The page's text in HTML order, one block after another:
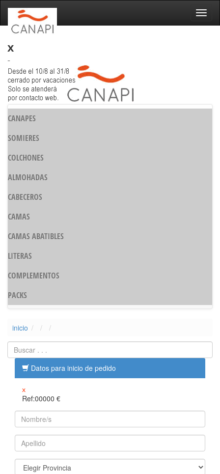
x
-
CANAPES
SOMIERES
COLCHONES
ALMOHADAS
CABECEROS
CAMAS
CAMAS ABATIBLES
LITERAS
COMPLEMENTOS
PACKS
inicio
Datos para inicio de pedido
x
Ref:00000 €